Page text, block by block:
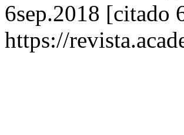
6sep.2018 [citado
https://